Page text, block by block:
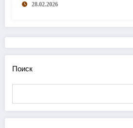
28.02.2026
Поиск